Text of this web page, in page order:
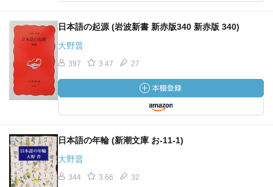
日本語の起源 (岩波新書 新赤版340 新赤版 340)
大野晋
397 3.47 27
日本語の年輪 (新潮文庫 お-11-1)
大野晋
344 3.66 32